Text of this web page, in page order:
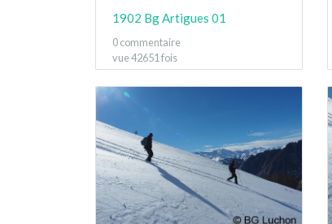
1902 Bg Artigues 01
0 commentaire
vue 42651 fois